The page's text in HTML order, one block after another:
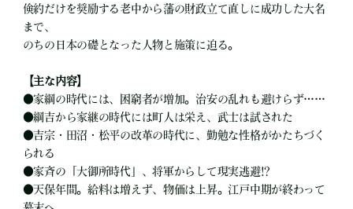
倹約だけを奨励する老中から藩の財政立て直しに成功した大名
まで、
のちの日本の礎となった人物と施策に迫る。
【主な内容】
●家綱の時代には、困窮者が増加。治安の乱れも避けらず……
●綱吉から家継の時代には町人は栄え、武士は試された
●吉宗・田沼・松平の改革の時代に、勤勉な性格がかたちづく
られる
●家斉の「大御所時代」、将軍からして現実逃避!?
●天保年間。給料は増えず、物価は上昇。江戸中期が終わって